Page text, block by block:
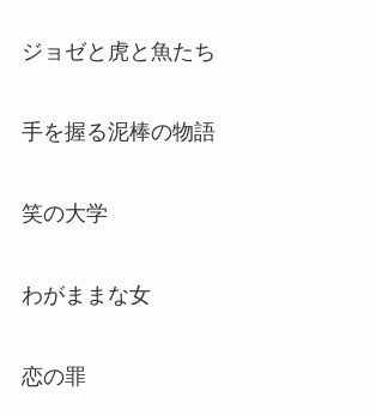
ジョゼと虎と魚たち
手を握る泥棒の物語
笑の大学
わがままな女
恋の罪